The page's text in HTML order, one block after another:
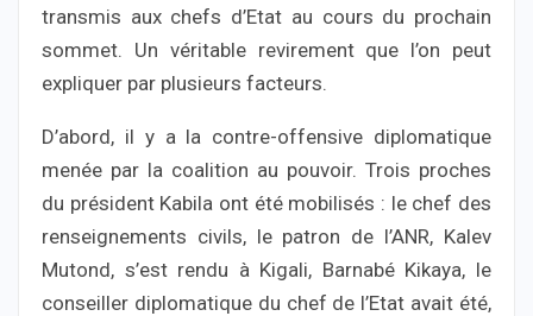
transmis aux chefs d’Etat au cours du prochain
sommet. Un véritable revirement que l’on peut
expliquer par plusieurs facteurs.
D’abord, il y a la contre-offensive diplomatique
menée par la coalition au pouvoir. Trois proches
du président Kabila ont été mobilisés : le chef des
renseignements civils, le patron de l’ANR, Kalev
Mutond, s’est rendu à Kigali, Barnabé Kikaya, le
conseiller diplomatique du chef de l’Etat avait été,